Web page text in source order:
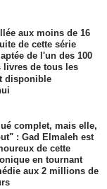
aux moins de 16
de cette série
de l'un des 100
livres de tous les
disponible
complet, mais elle,
: Gad Elmaleh est
de cette
en tournant
aux 2 millions de